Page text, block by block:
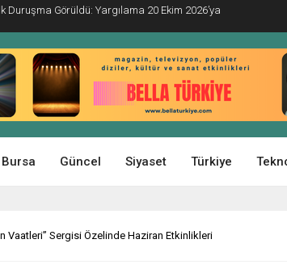
Duruşma Görüldü: Yargılama 20 Ekim 2026’ya
Bursa Güncel Siyaset Türkiye
Vaatleri” Sergisi Özelinde Haziran Etkinlikleri